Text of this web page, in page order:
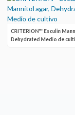
CRITERION™ Esculin
Dehydrated Medio de